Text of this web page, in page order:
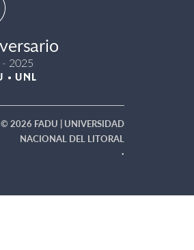
© 2026 FADU | UNIVERSIDAD
NACIONAL DEL LITORAL
·